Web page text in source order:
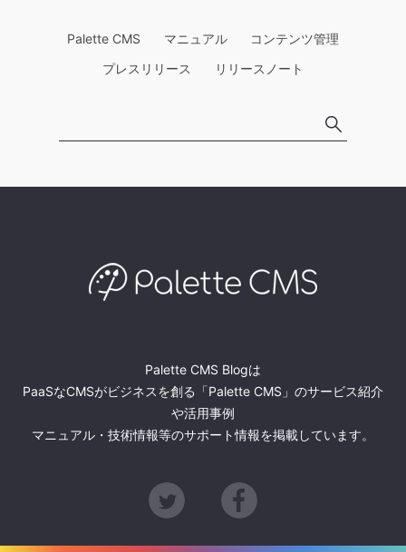
Palette CMS マニュアル
コンテンツ管理
プレスリリース
リリースノート
Palette CMS Blogは
PaaSなCMSがビジネスを創る「Palette CMS」のサービス紹介
や活用事例
マニュアル・技術情報等のサポート情報を掲載しています。
Twitter